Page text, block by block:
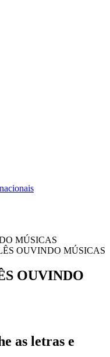
OUVINDO MÚSICAS
OUVINDO
as letras e